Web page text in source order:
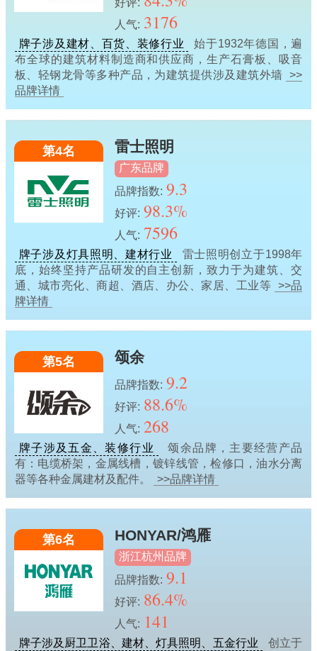
好评:
人气: 3176
牌子涉及建材、百货、装修行业
始于1932年德国，遍
布全球的建筑材料制造商和供应商，生产石膏板、吸音
板、轻钢龙骨等多种产品，为建筑提供涉及建筑外墙 >>
品牌详情
第4名 雷士照明
广东品牌
品牌指数: 9.3
好评: 98.3%
人气: 7596
牌子涉及灯具照明、建材行业
雷士照明创立于1998年
底，始终坚持产品研发的自主创新，致力于为建筑、交
通、城市亮化、商超、酒店、办公、家居、工业等 >>品
牌详情
第5名 颂余
品牌指数: 9.2
好评: 88.6%
人气: 268
牌子涉及五金、装修行业
颂余品牌，主要经营产品
有：电缆桥架，金属线槽，镀锌线管，检修口，油水分离
器等各种金属建材及配件。
>>品牌详情
第6名 HONYAR/鸿雁
浙江杭州品牌
品牌指数: 9.1
好评: 86.4%
人气: 141
牌子涉及厨卫卫浴、建材、灯具照明、五金行业
创立于